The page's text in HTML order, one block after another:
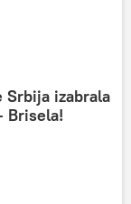
Srbija izabrala
Brisela!